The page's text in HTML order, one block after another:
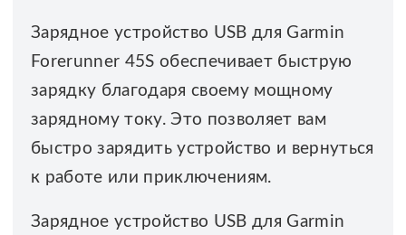
Зарядное устройство USB для Garmin
Forerunner 45S обеспечивает быструю
зарядку благодаря своему мощному
зарядному току. Это позволяет вам
быстро зарядить устройство и вернуться
к работе или приключениям.
Зарядное устройство USB для Garmin